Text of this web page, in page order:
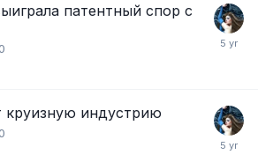
патентный спор с
круизную индустрию